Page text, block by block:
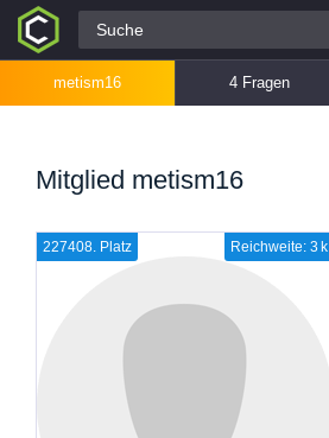
Alle Fragen
metism16 4 Fragen
Mitglied metism16
Reichweite: 3 k
227408. Platz